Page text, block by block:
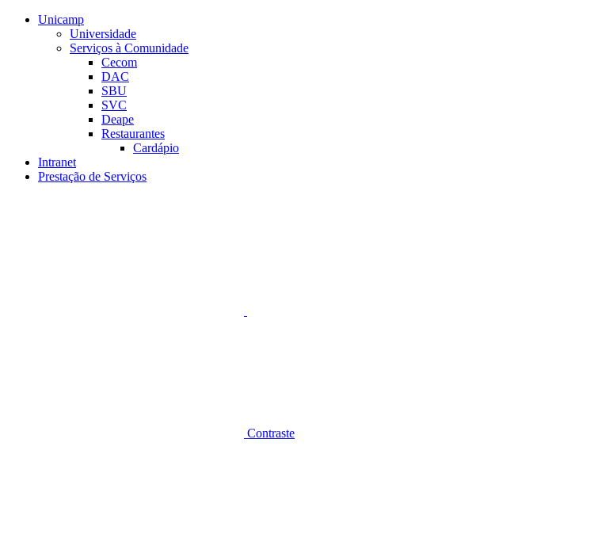
Conteúdo principal
Unicamp
Universidade
Serviços à Comunidade
Cecom
DAC
SBU
SVC
Deape
Restaurantes
Cardápio
Intranet
Prestação de Serviços
Contraste